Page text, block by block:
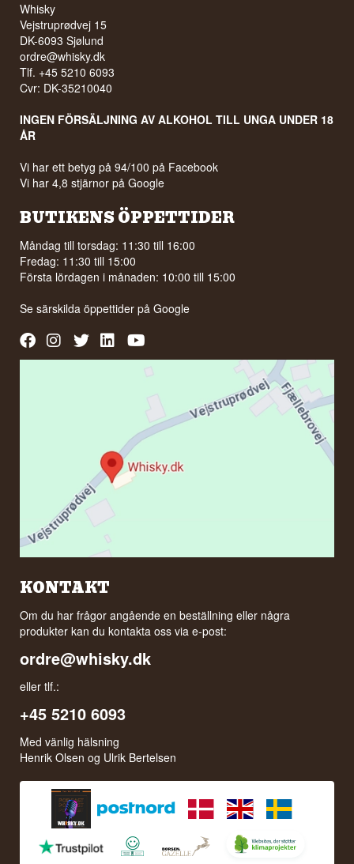
Whisky
Vejstruprødvej 15
DK-6093 Sjølund
ordre@whisky.dk
Tlf. +45 5210 6093
Cvr: DK-35210040
INGEN FÖRSÄLJNING AV ALKOHOL TILL UNGA UNDER 18
ÅR
Vi har ett betyg på 94/100 på Facebook
Vi har 4,8 stjärnor på Google
BUTIKENS ÖPPETTIDER
Måndag till torsdag: 11:30 till 16:00
Fredag: 11:30 till 15:00
Första lördagen i månaden: 10:00 till 15:00
Se särskilda öppettider påGoogle
KONTAKT
Om du har frågor angående en beställning eller några
produkter kan du kontakta oss via e-post:
ordre@whisky.dk
eller tlf.:
+45 5210 6093
Med vänlig hälsning
Henrik Olsen og Ulrik Bertelsen